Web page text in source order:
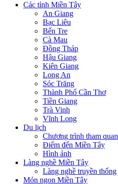
Các tỉnh Miền Tây
An Giang
Bạc Liêu
Bến Tre
Cà Mau
Đồng Tháp
Hậu Giang
Kiên Giang
Long An
Sóc Trăng
Thành Phố Cần Thơ
Tiền Giang
Trà Vinh
Vĩnh Long
Du lịch
Chương trình tham quan
Điểm đến Miền Tây
Hình ảnh
Làng nghề Miền Tây
Làng nghề truyền thống
Món ngon Miền Tây